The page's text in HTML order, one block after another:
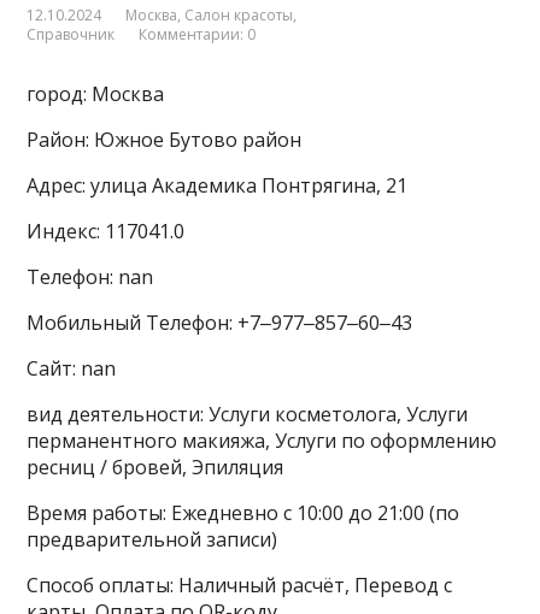
12.10.2024 Москва, Салон красоты,
Справочник
Комментарии: 0
город: Москва
Район: Южное Бутово район
Адрес: улица Академика Понтрягина, 21
Индекс: 117041.0
Телефон: nan
Мобильный Телефон: +7‒977‒857‒60‒43
Сайт: nan
вид деятельности: Услуги косметолога, Услуги
перманентного макияжа, Услуги по оформлению
ресниц / бровей, Эпиляция
Время работы: Ежедневно с 10:00 до 21:00 (по
предварительной записи)
Способ оплаты: Наличный расчёт, Перевод с